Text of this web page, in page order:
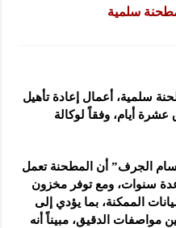
مطحنة سلمية
سلمية، أعمال إعادة تأهيل
أيام، وفقاً لوكالة
الجرف” أن المطحنة تعمل
سنوات، ومع توفر مخزون
الممكنة، بما يؤدي إلى
مواصفات الدقيق، مبيناً أنه